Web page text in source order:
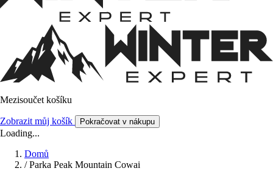
Mezisoučet košíku
Zobrazit můj košík Pokračovat v nákupu
Loading...
Domů
/ Parka Peak Mountain Cowai